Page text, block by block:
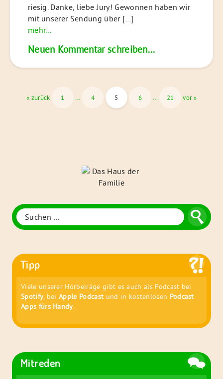
riesig. Danke, liebe Jury! Gewonnen haben wir
mit unserer Sendung über […]
mehr...
Neuen Kommentar schreiben...
Seitennummerierung
« zurück 1 4 5 6 21 vor »
Familie
Suche
Suchen
nach:
Tipp
Viele unserer Hörbeiräge gibt es auch als Podcast bei
Spotify , beiApple Podcast und in kostenlosen Podcast
Apps fürs Handy
Mitreden